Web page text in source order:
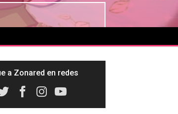
a Zonared en redes